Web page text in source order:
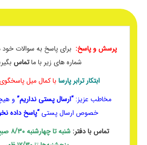
پرسش و پاسخ: برای پاسخ به سوالات خود
شماره های زیر با ماتماس
ابتکار ترابر پارسا با کمال میل
مخاطب عزیز:“ارسال پستی نداریم” و
خصوص ارسال پستی“پاسخ داده
تماس با دفتر: شنبه تا چهارشنبه۸/۳۰ صبح